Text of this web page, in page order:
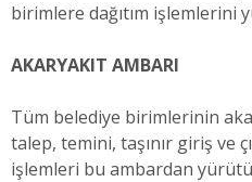
birimlere dağıtım işlemlerini
AKARYAKIT AMBARI
Tüm belediye birimlerinin
talep, temini, taşınır giriş ve
işlemleri bu ambardan